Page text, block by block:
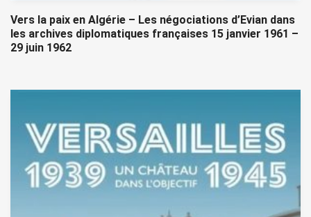
Vers la paix en Algérie – Les négociations d’Evian dans
les archives diplomatiques françaises 15 janvier 1961 –
29 juin 1962